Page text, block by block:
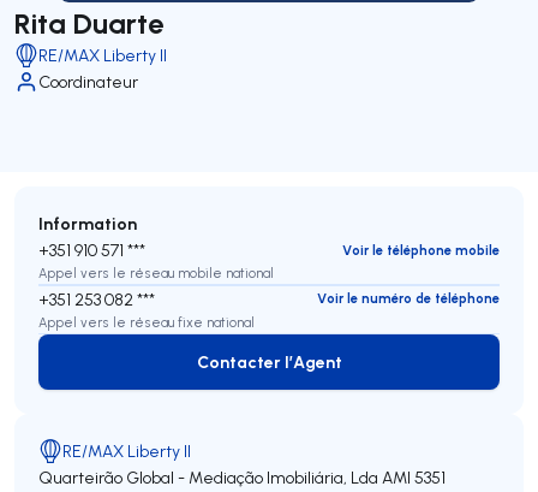
Rita Duarte
RE/MAX Liberty II
Coordinateur
Information
+351 910 571 ***
Voir le téléphone mobile
Appel vers le réseau mobile national
+351 253 082 ***
Voir le numéro de téléphone
Appel vers le réseau fixe national
Contacter l’Agent
Contacter l’Agent
RE/MAX Liberty II
Quarteirão Global - Mediação Imobiliária, Lda AMI 5351